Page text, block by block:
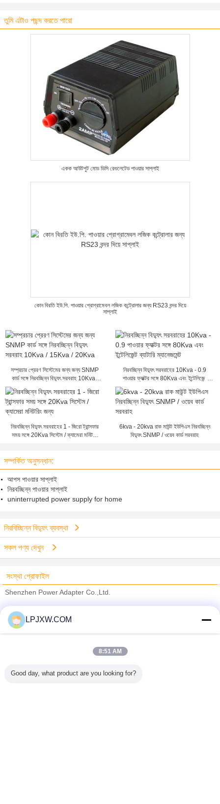
তুমি এটাও পছন্দ করতে পারো
একক আউটপুট মোড ডিসি রেগুলেটেড পাওয়ার সাপ্লাই
কোন বিরতি ইউ.পি. পাওয়ার প্রোগ্রামেবল লজিক কন্ট্রোলার জন্য RS23 বন্দর দিয়ে
সাপ্লাই
সম্প্রচার প্রেরণ সিস্টেমের জন্য জন্য SNMP
কার্ড সঙ্গে নিরবচ্ছিন্ন বিদ্যুৎ সরবরাহ 10Kva /
নিরবচ্ছিন্ন বিদ্যুৎ সরবরাহের 10Kva - 0.9
পাওয়ার ফ্যাক্টর সঙ্গে 80Kva এবং ইন্টেলিজেন্ট
নিরবচ্ছিন্ন বিদ্যুৎ সরবরাহের 1 - জিরো ট্রান্সফার
সময় সঙ্গে 20Kva সিস্টেম / ক্যামেরা মনিটরিং
6kva - 20kva রাক মাউন্ট ইউপিএস নিরবচ্ছিন্ন
বিদ্যুৎ SNMP / ওয়েব কার্ড সরবরাহ
সম্পর্কিত অনুসন্ধান:
আপস পাওয়ার সাপ্লাই
নিরবচ্ছিন্ন পাওয়ার সাপ্লাই
uninterrupted power supply for home
নিরবিচ্ছিন্ন বিদ্যুৎ ব্যবস্থা
সকল পণ্য দেখুন
সংস্থা প্রোফাইল
Shenzhen Power Adapter Co.,Ltd.
Trust Seal
Verified Suplier
LPJXW.COM
8:51 AM
Good day, what product are you looking for?